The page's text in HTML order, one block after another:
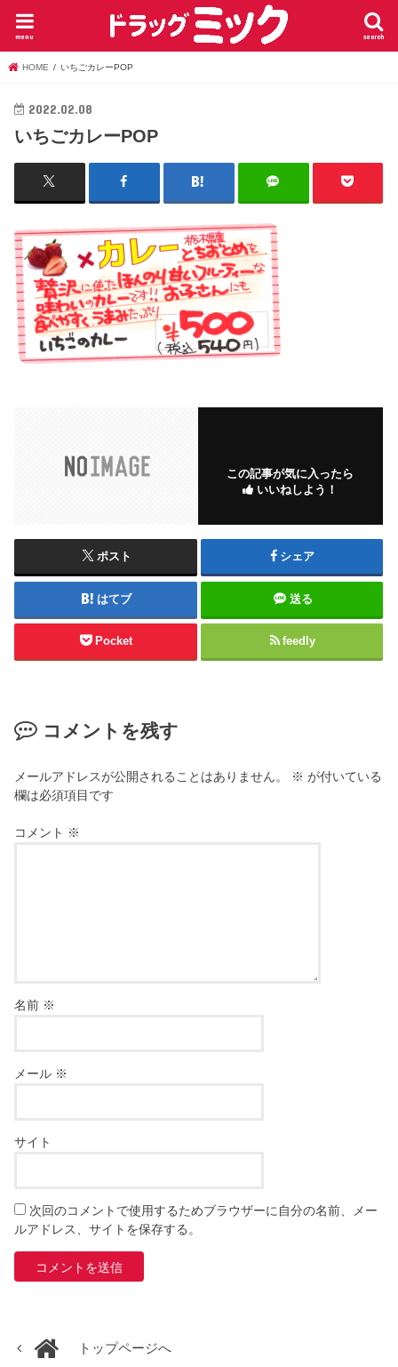
search
menu
HOME いちごカレーPOP
2022.02.08
いちごカレーPOP
この記事が気に入ったら
いいねしよう！
ポスト シェア
はてブ 送る
Pocket feedly
コメントを残す
メールアドレスが公開されることはありません。 ※ が付いている
欄は必須項目です
コメント ※
名前 ※
メール ※
サイト
次回のコメントで使用するためブラウザーに自分の名前、メー
ルアドレス、サイトを保存する。
トップページへ